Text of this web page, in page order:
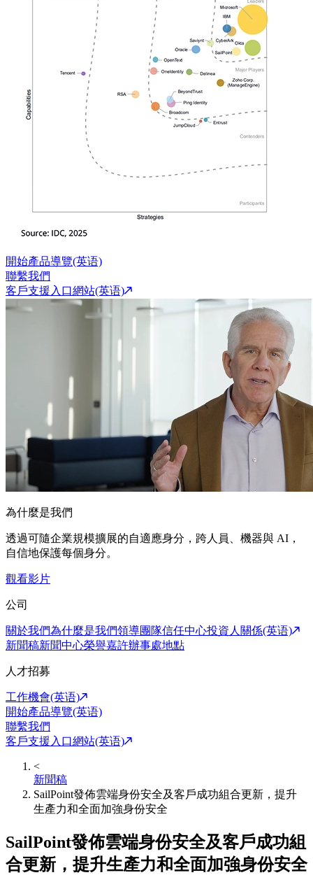
開始產品導覽(英语)
聯繫我們
客戶支援入口網站(英语)
為什麼是我們
透過可隨企業規模擴展的自適應身分，跨人員、機器與 AI，
自信地保護每個身分。
觀看影片
公司
關於我們為什麼是我們領導團隊信任中心投資人關係(英语)
新聞稿新聞中心榮譽嘉許辦事處地點
人才招募
工作機會(英语)
開始產品導覽(英语)
聯繫我們
客戶支援入口網站(英语)
<
新聞稿
SailPoint發佈雲端身份安全及客戶成功組合更新，提升
生產力和全面加強身份安全
SailPoint發佈雲端身份安全及客戶成功組
合更新，提升生產力和全面加強身份安全